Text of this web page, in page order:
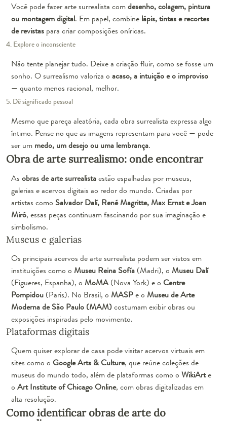
Você pode fazer arte surrealista comdesenho, colagem, pintura
ou montagem digital. Em papel, combine lápis, tintas e recortes
de revistas para criar composições oníricas.
4. Explore o inconsciente
Não tente planejar tudo. Deixe a criação fluir, como se fosse um
sonho. O surrealismo valoriza o acaso, a intuição e o improviso
— quanto menos racional, melhor.
5. Dê significado pessoal
Mesmo que pareça aleatória, cada obra surrealista expressa algo
íntimo. Pense no que as imagens representam para você — pode
ser um medo, um desejo ou uma lembrança.
Obra de arte surrealismo: onde encontrar
As obras de arte surrealistaestão espalhadas por museus,
galerias e acervos digitais ao redor do mundo. Criadas por
artistas como Salvador Dalí, René Magritte, Max Ernst e Joan
Miró, essas peças continuam fascinando por sua imaginação e
simbolismo.
Museus e galerias
Os principais acervos de arte surrealista podem ser vistos em
instituições como o Museu Reina Sofía (Madri), o Museu Dalí
(Figueres, Espanha), o MoMA (Nova York) e o Centre
Pompidou (Paris). No Brasil, o MASPe o Museu de Arte
Moderna de São Paulo (MAM)costumam exibir obras ou
exposições inspiradas pelo movimento.
Plataformas digitais
Quem quiser explorar de casa pode visitar acervos virtuais em
sites como o Google Arts & Culture, que reúne coleções de
museus do mundo todo, além de plataformas como o WikiArte
o Art Institute of Chicago Online, com obras digitalizadas em
alta resolução.
Como identificar obras de arte do